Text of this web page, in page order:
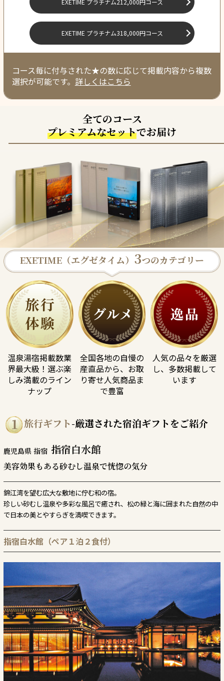
EXETIME プラチナム318,000円コース
コース毎に付与された★の数に応じて掲載内容から複数
選択が可能です。 詳しくはこちら
全てのコース
プレミアムなセットでお届け
EXETIME（エグゼタイム） 3つのカテゴリー
旅行・体験
温泉湯宿掲載数業
界最大級！ 選ぶ楽
しみ満載のライン
ナップ
グルメ
全国各地の自慢の
産直品から、 お取
り寄せ人気商品ま
で豊富
逸品
人気の品々を厳選
し、 多数掲載して
います
旅行ギフト-厳選された宿泊ギフトをご紹介
鹿児島県 指宿 指宿白水館
美容効果もある砂むし温泉で恍惚の気分
錦江湾を望む広大な敷地に佇む和の宿。
珍しい砂むし温泉や多彩な風呂で癒され、松の緑と海に囲まれた自然の中
で日本の美とやすらぎを満喫できます。
指宿白水館（ペア１泊２食付）